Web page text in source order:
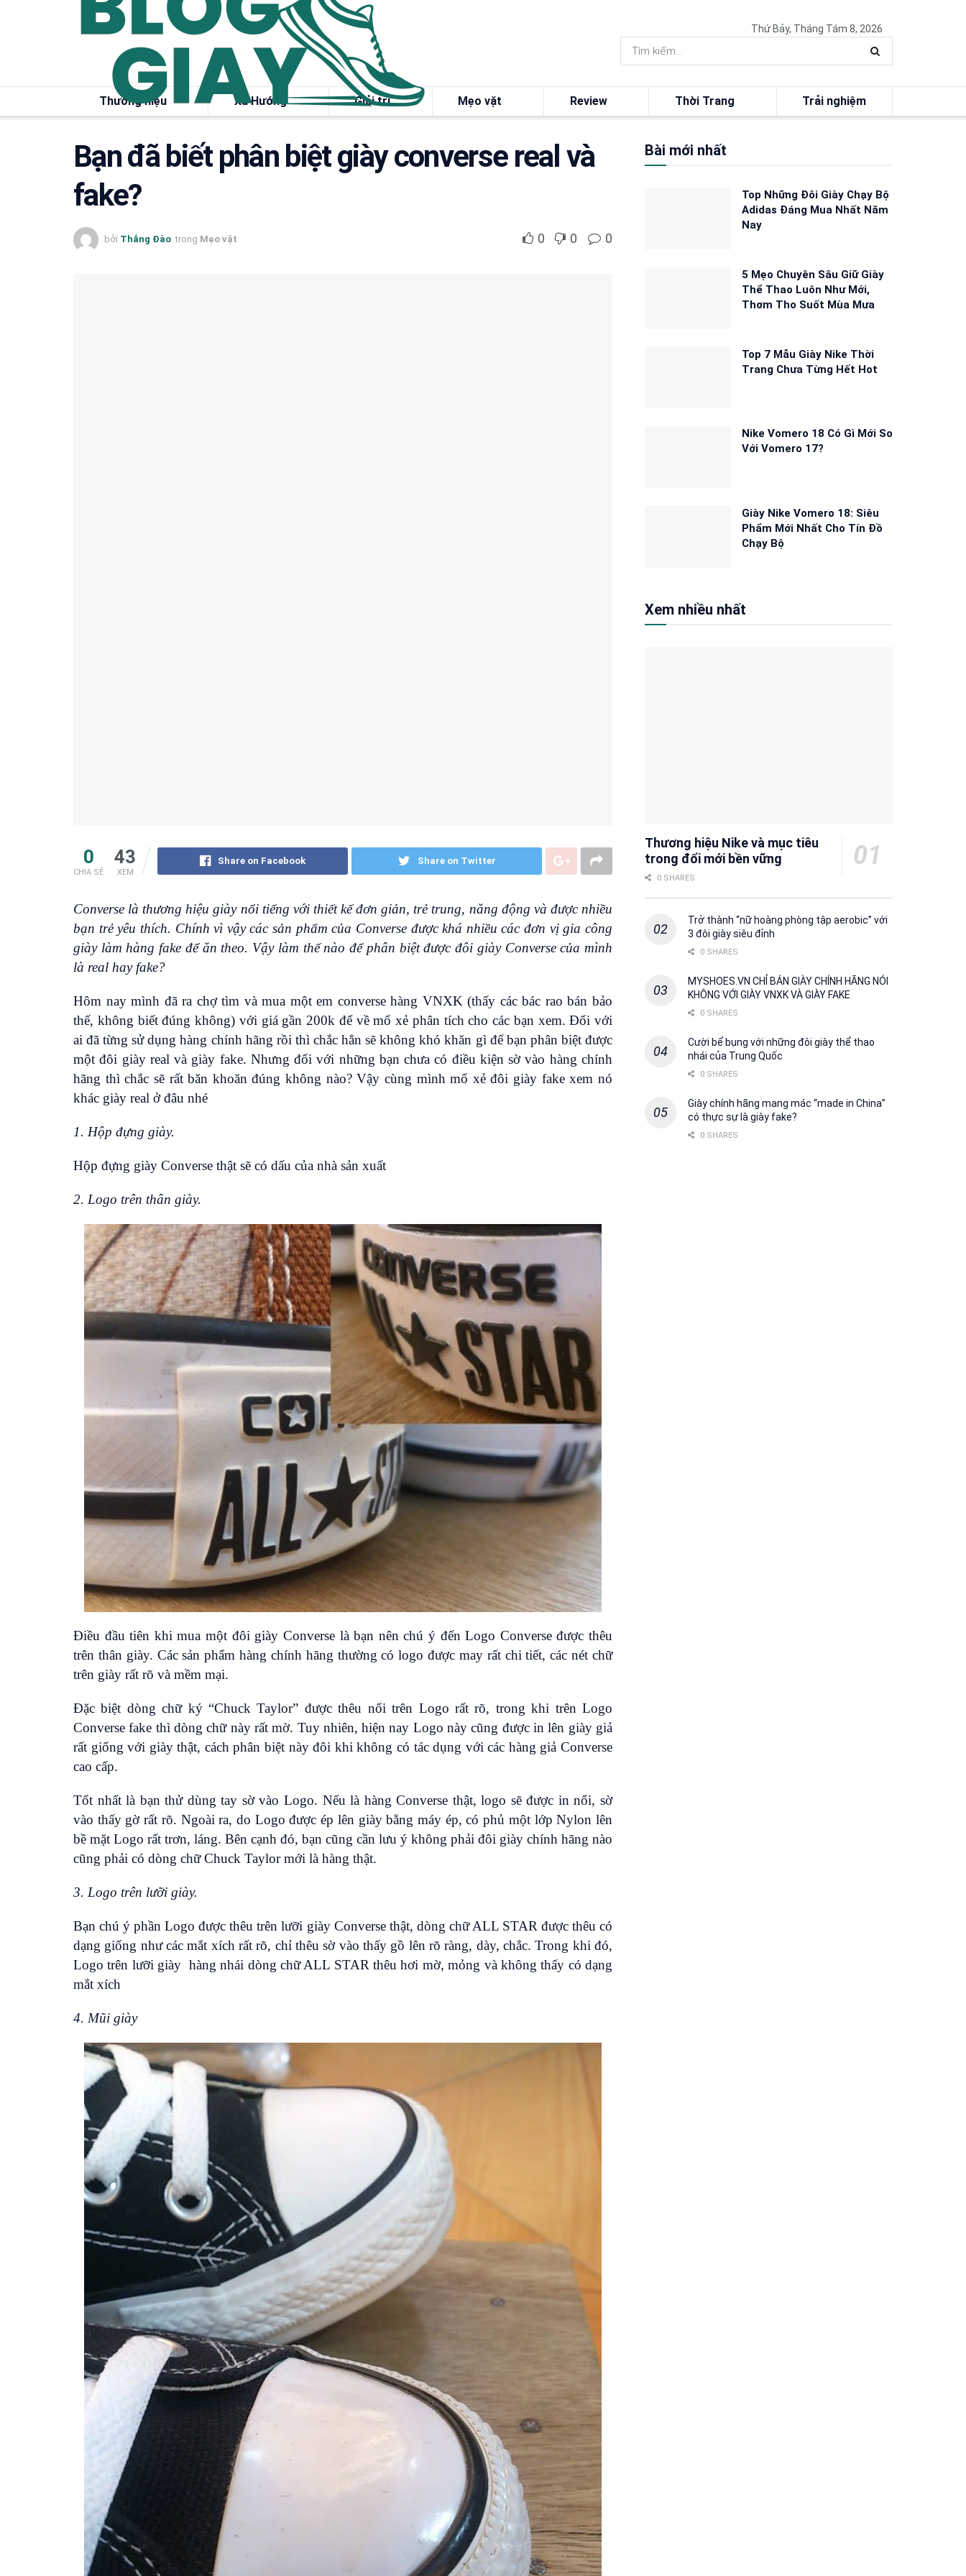
Thứ Bảy, Tháng Tám 8, 2026
Thương hiệu Xu Hướng Giải trí Mẹo vặt Review Thời Trang Trải nghiệm
Bạn đã biết phân biệt giày converse real và
fake?
bởi Thắng Đào trong Mẹo vặt 0 0 0
0
CHIA SẺ
43
XEM
Share on Facebook Share on Twitter
Converse là thương hiệu giày nổi tiếng với thiết kế đơn giản, trẻ trung, năng động và được nhiều
bạn trẻ yêu thích. Chính vì vậy các sản phẩm của Converse được khá nhiều các đơn vị gia công
giày làm hàng fake để ăn theo. Vậy làm thế nào để phân biệt được đôi giày Converse của mình
là real hay fake?
Hôm nay mình đã ra chợ tìm và mua một em converse hàng VNXK (thấy các bác rao bán bảo
thế, không biết đúng không) với giá gần 200k để về mổ xẻ phân tích cho các bạn xem. Đối với
ai đã từng sử dụng hàng chính hãng rồi thì chắc hẳn sẽ không khó khăn gì để bạn phân biệt được
một đôi giày real và giày fake. Nhưng đối với những bạn chưa có điều kiện sờ vào hàng chính
hãng thì chắc sẽ rất băn khoăn đúng không nào? Vậy cùng mình mổ xẻ đôi giày fake xem nó
khác giày real ở đâu nhé
1. Hộp đựng giày.
Hộp đựng giày Converse thật sẽ có dấu của nhà sản xuất
2. Logo trên thân giày.
Điều đầu tiên khi mua một đôi giày Converse là bạn nên chú ý đến Logo Converse được thêu
trên thân giày. Các sản phẩm hàng chính hãng thường có logo được may rất chi tiết, các nét chữ
trên giày rất rõ và mềm mại.
Đặc biệt dòng chữ ký “Chuck Taylor” được thêu nổi trên Logo rất rõ, trong khi trên Logo
Converse fake thì dòng chữ này rất mờ. Tuy nhiên, hiện nay Logo này cũng được in lên giày giả
rất giống với giày thật, cách phân biệt này đôi khi không có tác dụng với các hàng giả Converse
cao cấp.
Tốt nhất là bạn thử dùng tay sờ vào Logo. Nếu là hàng Converse thật, logo sẽ được in nổi, sờ
vào thấy gờ rất rõ. Ngoài ra, do Logo được ép lên giày bằng máy ép, có phủ một lớp Nylon lên
bề mặt Logo rất trơn, láng. Bên cạnh đó, bạn cũng cần lưu ý không phải đôi giày chính hãng nào
cũng phải có dòng chữ Chuck Taylor mới là hàng thật.
3. Logo trên lưỡi giày.
Bạn chú ý phần Logo được thêu trên lưỡi giày Converse thật, dòng chữ ALL STAR được thêu có
dạng giống như các mắt xích rất rõ, chỉ thêu sờ vào thấy gồ lên rõ ràng, dày, chắc. Trong khi đó,
Logo trên lưỡi giày hàng nhái dòng chữ ALL STAR thêu hơi mờ, mỏng và không thấy có dạng
mắt xích
4. Mũi giày
Bài mới nhất
Top Những Đôi Giày Chạy Bộ
Adidas Đáng Mua Nhất Năm
Nay
5 Mẹo Chuyên Sâu Giữ Giày
Thể Thao Luôn Như Mới,
Thơm Tho Suốt Mùa Mưa
Top 7 Mẫu Giày Nike Thời
Trang Chưa Từng Hết Hot
Nike Vomero 18 Có Gì Mới So
Với Vomero 17?
Giày Nike Vomero 18: Siêu
Phẩm Mới Nhất Cho Tín Đồ
Chạy Bộ
Xem nhiều nhất
Thương hiệu Nike và mục tiêu
trong đổi mới bền vững
0 SHARES
Trở thành “nữ hoàng phòng tập aerobic” với
3 đôi giày siêu đỉnh
0 SHARES
MYSHOES.VN CHỈ BÁN GIÀY CHÍNH HÃNG NÓI
KHÔNG VỚI GIÀY VNXK VÀ GIÀY FAKE
0 SHARES
Cười bể bụng với những đôi giày thể thao
nhái của Trung Quốc
0 SHARES
Giày chính hãng mang mác “made in China”
có thực sự là giày fake?
0 SHARES